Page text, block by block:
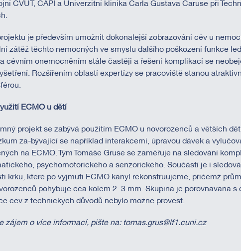
ČVUT, CAPI a Univerzitní klinika Carla Gustava Caruse při
je především umožnit dokonalejší zobrazování cév u
zátěž těchto nemocných ve smyslu dalšího poškození funkce
cévním onemocněním stále častěji a řešení komplikací se
Rozšířením oblastí expertízy se pracoviště stanou
ECMO u dětí
projekt se zabývá použitím ECMO u novorozenců a větších
za-bývající se například interakcemi, úpravou dávek a
na ECMO. Tým Tomáše Gruse se zaměřuje na sledování
psychomotorického a senzorického. Součástí je i
krku, které po vyjmutí ECMO kanyl rekonstruujeme, přičemž
pohybuje cca kolem 2–3 mm. Skupina je porovnávána s
cév z technických důvodů nebylo možné provést.
zájem o více informací, pište na: tomas.grus@lf1.cuni.cz